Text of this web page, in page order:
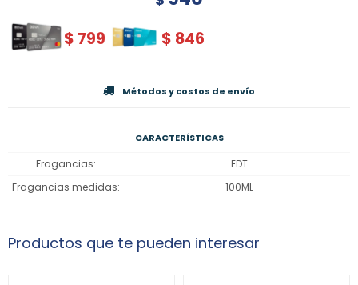
$ 799 $ 846
Métodos y costos de envío
CARACTERÍSTICAS
Fragancias
EDT
Fragancias medidas
100ML
Productos que te pueden interesar